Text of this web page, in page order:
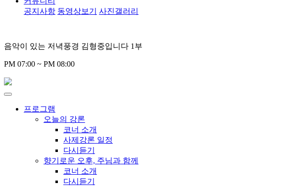
공지사항 동영상보기 사진갤러리
음악이 있는 저녁풍경 김형중입니다 1부
PM 07:00 ~ PM 08:00
프로그램
오늘의 강론
코너 소개
사제강론 일정
다시듣기
향기로운 오후, 주님과 함께
코너 소개
다시듣기